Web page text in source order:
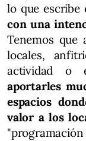
lo que escribe
con una
Tenemos que
locales,
actividad o
aportarles
espacios
valor a los